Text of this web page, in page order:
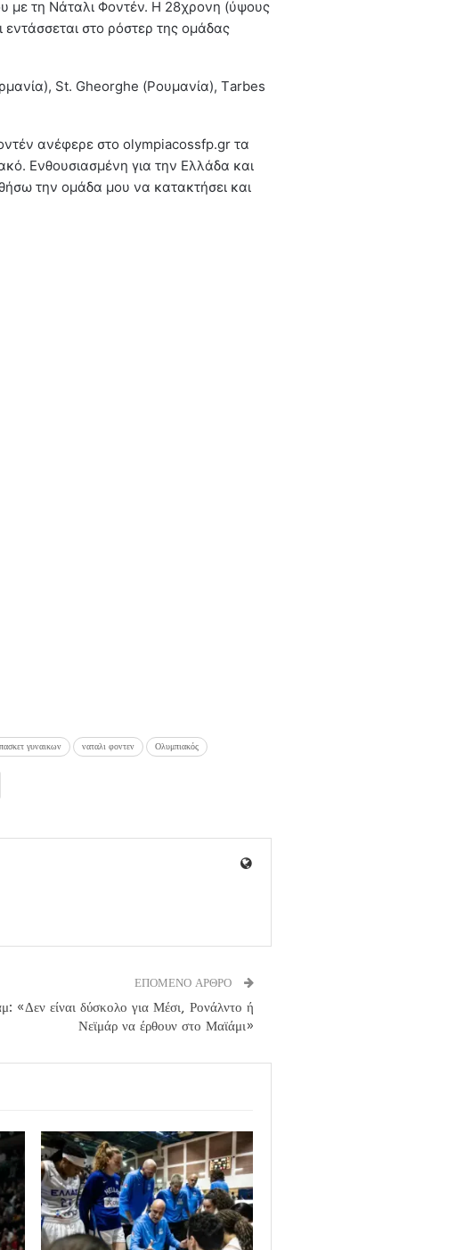
με τη Νάταλι Φοντέν. Η 28χρονη (ύψους
στο ρόστερ της ομάδας
St. Gheorghe (Ρουμανία), Τarbes
ανέφερε στο olympiacossfp.gr τα
Ενθουσιασμένη για την Ελλάδα και
την ομάδα μου να κατακτήσει και
γυναικων ναταλι φοντεν Ολυμπιακός
ΕΠΟΜΕΝΟ ΑΡΘΡΟ
«Δεν είναι δύσκολο για Μέσι, Ρονάλντο ή
Νεϊμάρ να έρθουν στο Μαϊάμι»